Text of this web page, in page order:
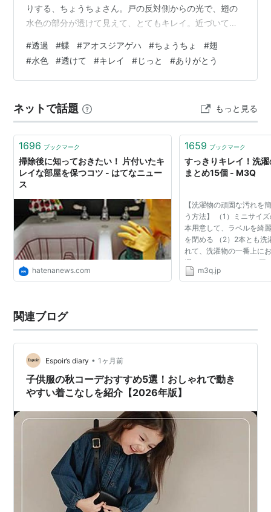
りする、ちょうちょさん。戸の反対側からの光で、翅の
水色の部分が透けて見えて、とてもキレイ。近づいても
た。ちょうちょさん、ありがとう。
#透過 #蝶 #アオスジアゲハ #ちょうちょ #翅
#水色 #透けて #キレイ #じっと #ありがとう
ネットで話題 もっと見る
1696 ブックマーク
掃除後に知っておきたい！ 片付いたキ
レイな部屋を保つコツ - はてなニュー
ス
hatenanews.com
1659 ブックマーク
すっきりキレイ！洗
まとめ15個 - M3Q
【洗濯物の頑固な汚れを
う方法】 （1）ミニサイ
本用意して、ラベルを綺
を閉める （2）2本とも洗
れて、洗濯物の一番上に
濯する これだけで、頑固
レイになりますよ。 【洗
m3q.jp
関連ブログ
Espoir’s diary • 1ヶ月前
子供服の秋コーデおすすめ5選！おしゃれで動き
やすい着こなしを紹介【2026年版】